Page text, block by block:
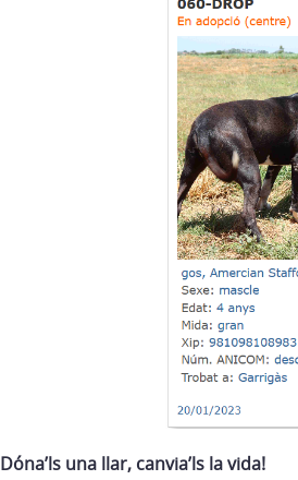
Dóna’ls una llar, canvia’ls la vida!